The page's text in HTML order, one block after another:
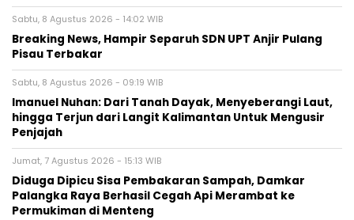
Sabtu, 8 Agustus 2026 - 14:02 WIB
Breaking News, Hampir Separuh SDN UPT Anjir Pulang
Pisau Terbakar
Sabtu, 8 Agustus 2026 - 09:19 WIB
Imanuel Nuhan: Dari Tanah Dayak, Menyeberangi Laut,
hingga Terjun dari Langit Kalimantan Untuk Mengusir
Penjajah
Jumat, 7 Agustus 2026 - 15:13 WIB
Diduga Dipicu Sisa Pembakaran Sampah, Damkar
Palangka Raya Berhasil Cegah Api Merambat ke
Permukiman di Menteng